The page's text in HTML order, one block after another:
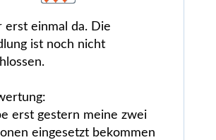
erst einmal da. Die
ist noch nicht
erst gestern meine zwei
eingesetzt bekommen